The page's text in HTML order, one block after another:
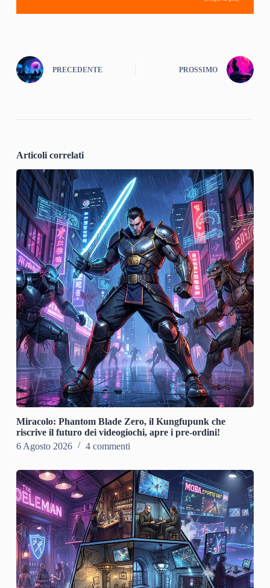
PRECEDENTE PROSSIMO
Articoli correlati
Miracolo: Phantom Blade Zero, il Kungfupunk che
riscrive il futuro dei videogiochi, apre i pre-ordini!
6 Agosto 2026
4 commenti